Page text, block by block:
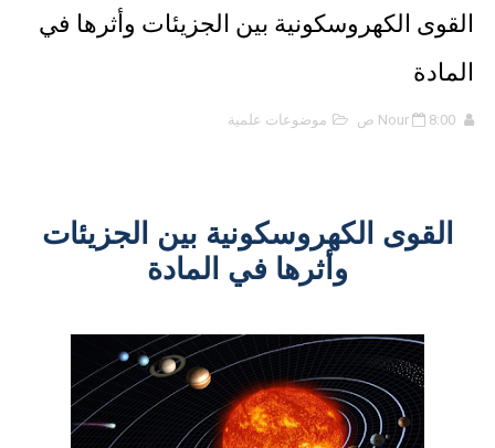
القوى الكهروسكونية بين الجزيئات وأثرها في
المادة
Nour 8:00 ص موضوعات علمية
القوى الكهروسكونية بين الجزيئات
وأثرها في المادة